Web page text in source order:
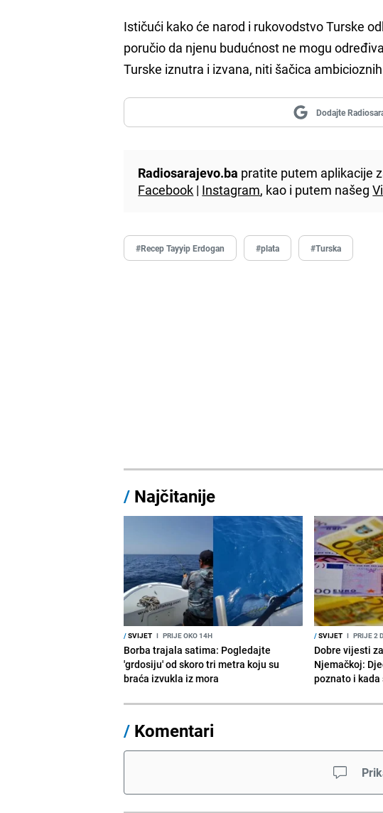
Ističući kako će narod i rukovodstvo Turske
poručio da njenu budućnost ne mogu
Turske iznutra i izvana, niti šačica
Dodajte
Radiosarajevo.ba pratite putem aplikacije
Facebook | Instagram, kao i putem našeg
#Recep Tayyip Erdogan #plata #Turska
/ Najčitanije
/SVIJET I PRIJE OKO 14H
Borba trajala satima: Pogledajte
'grdosiju' od skoro tri metra koju su
braća izvukla iz mora
/SVIJET I PRIJE 2
Dobre vijesti
Njemačkoj:
poznato i
/ Komentari